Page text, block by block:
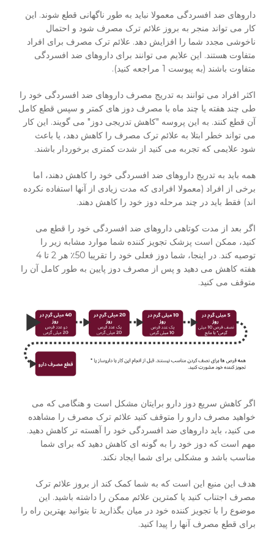
داروهای ضد افسردگی معمولا نباید به طور ناگهانی قطع شوند. این
کار می تواند منجر به بروز علائم ترک مصرف شود و احتمال
ناخوشی مجدد شما را افزایش دهد. علائم ترک مصرف برای افراد
متفاوت هستند. این علایم می توانند برای داروهای ضد افسردگی
متفاوت باشند (به پیوست 1 مراجعه کنید).
اکثر افراد می توانند به تدریج مصرف داروهای ضد افسردگی خود را
طی چند هفته یا چند ماه با مصرف دوز های کمتر و سپس قطع کامل
آن قطع کنند. به این پروسه "کاهش تدریجی دوز" می گویند. این کار
می تواند خطر ابتلا به علائم ترک مصرف را کاهش دهد، یا باعث
شود علایمی که تجربه می کنید از شدت کمتری برخوردار باشند.
همه باید به تدریج داروهای ضد افسردگی خود را کاهش دهند، اما
برخی از افراد (معمولا افرادی که مدت زیادی از آنها استفاده نکرده
اند) فقط باید در چند مرحله دوز خود را کاهش دهند.
اگر بعد از مدت کوتاهی داروهای ضد افسردگی خود را قطع می
کنید، ممکن است پزشک تجویز کننده شما موارد مشابه زیر را
توصیه کند. در اینجا، شما دوز فعلی خود را تقریبا 50٪ هر 2 تا 4
هفته کاهش می دهید و پس از مصرف دوز پایین به طور کامل آن را
متوقف می کنید.
اگر کاهش سریع دوز دارو برایتان مشکل است و هنگامی که می
خواهید مصرف دارو را متوقف کنید علائم ترک مصرف را مشاهده
می کنید، باید داروهای ضد افسردگی خود را آهسته تر کاهش دهید.
مهم است که دوز خود را به گونه ای کاهش دهید که برای شما
مناسب باشد و مشکلی برای شما ایجاد نکند.
هدف این منبع این است که به شما کمک کند از بروز علائم ترک
مصرف اجتناب کنید یا کمترین علائم ممکن را داشته باشید. این
موضوع را با تجویز کننده خود در میان بگذارید تا بتوانید بهترین راه را
برای قطع مصرف آنها را پیدا کنید.